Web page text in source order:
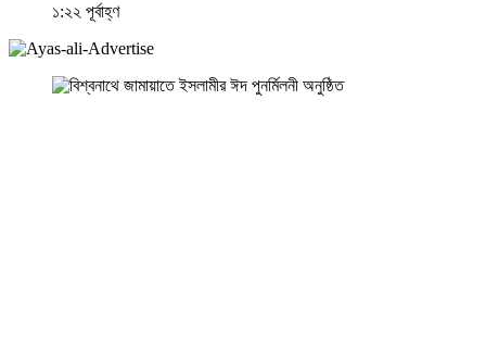
১:২২ পূর্বাহ্ণ